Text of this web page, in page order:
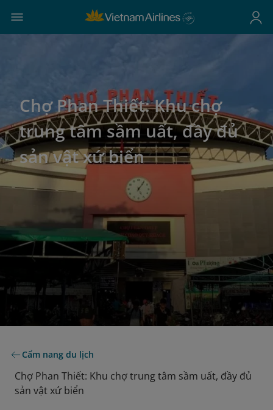
Chợ Phan Thiết: Khu chợ
trung tâm sầm uất, đầy đủ
sản vật xứ biển
Cẩm nang du lịch
Chợ Phan Thiết: Khu chợ trung tâm sầm uất, đầy đủ
sản vật xứ biển